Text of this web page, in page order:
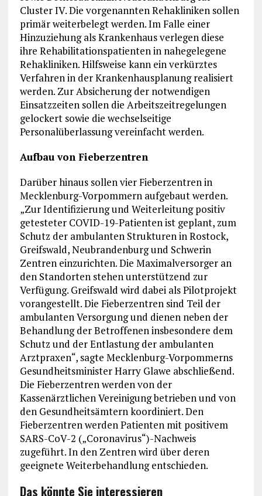
Cluster IV. Die vorgenannten Rehakliniken sollen
primär weiterbelegt werden. Im Falle einer
Hinzuziehung als Krankenhaus verlegen diese
ihre Rehabilitationspatienten in nahegelegene
Rehakliniken. Hilfsweise kann ein verkürztes
Verfahren in der Krankenhausplanung realisiert
werden. Zur Absicherung der notwendigen
Einsatzzeiten sollen die Arbeitszeitregelungen
gelockert sowie die wechselseitige
Personalüberlassung vereinfacht werden.
Aufbau von Fieberzentren
Darüber hinaus sollen vier Fieberzentren in
Mecklenburg-Vorpommern aufgebaut werden.
„Zur Identifizierung und Weiterleitung positiv
getesteter COVID-19-Patienten ist geplant, zum
Schutz der ambulanten Strukturen in Rostock,
Greifswald, Neubrandenburg und Schwerin
Zentren einzurichten. Die Maximalversorger an
den Standorten stehen unterstützend zur
Verfügung. Greifswald wird dabei als Pilotprojekt
vorangestellt. Die Fieberzentren sind Teil der
ambulanten Versorgung und dienen neben der
Behandlung der Betroffenen insbesondere dem
Schutz und der Entlastung der ambulanten
Arztpraxen“, sagte Mecklenburg-Vorpommerns
Gesundheitsminister Harry Glawe abschließend.
Die Fieberzentren werden von der
Kassenärztlichen Vereinigung betrieben und von
den Gesundheitsämtern koordiniert. Den
Fieberzentren werden Patienten mit positivem
SARS-CoV-2 („Coronavirus“)-Nachweis
zugeführt. In den Zentren wird über deren
geeignete Weiterbehandlung entschieden.
Das könnte Sie interessieren